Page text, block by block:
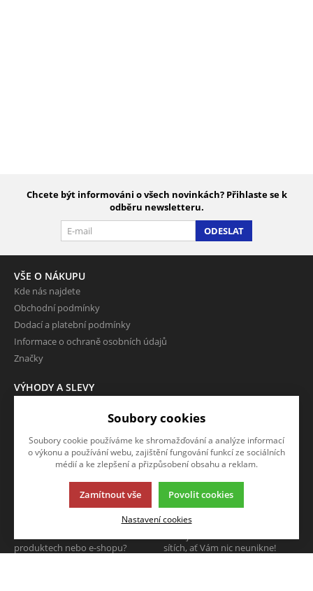
Chcete být informováni o všech novinkách? Přihlaste se k
odběru newsletteru.
ODESLAT
VŠE O NÁKUPU
Kde nás najdete
Obchodní podmínky
Dodací a platební podmínky
Informace o ochraně osobních údajů
Značky
VÝHODY A SLEVY
O FIRMĚ
NAPIŠTE NÁM
produktech nebo e-shopu?
SLEDUJTE NÁS
sítích, ať Vám nic neunikne!
Soubory cookies
Soubory cookie používáme ke shromažďování a analýze informací
o výkonu a používání webu, zajištění fungování funkcí ze sociálních
médií a ke zlepšení a přizpůsobení obsahu a reklam.
Zamítnout vše Povolit cookies
Nastavení cookies